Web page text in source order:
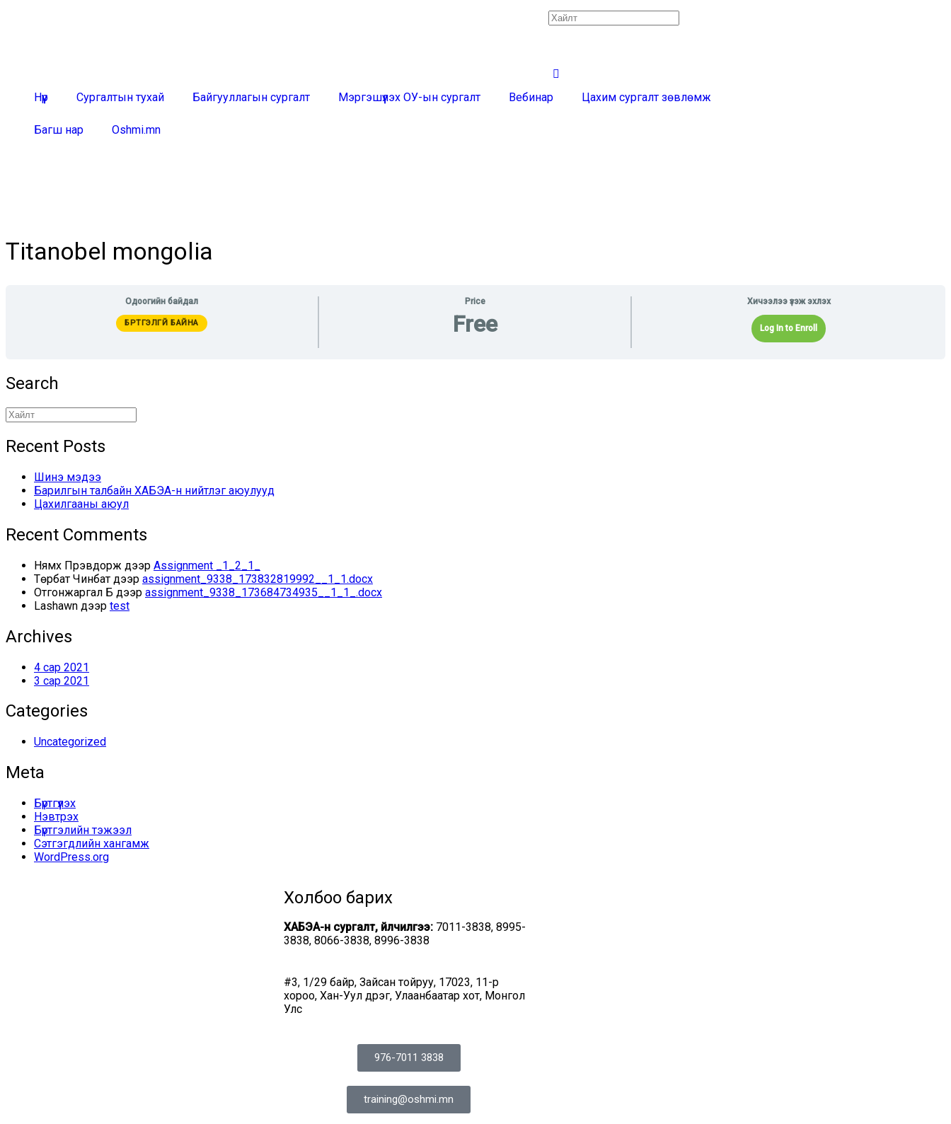
Нүүр Сургалтын тухай Байгууллагын сургалт Мэргэшүүлэх ОУ-ын сургалт Вебинар Цахим сургалт зөвлөмж
Багш нар Oshmi.mn
Titanobel mongolia
Одоогийн байдал
БҮРТГЭЛГҮЙ БАЙНА
Price
Free
Хичээлээ үзэж эхлэх
Log In to Enroll
Search
Recent Posts
Шинэ мэдээ
Барилгын талбайн ХАБЭА-н нийтлэг аюулууд
Цахилгааны аюул
Recent Comments
Нямхүү Пүрэвдорж дээр Assignment _1_2_1_
Төрбат Чинбат дээр assignment_9338_173832819992__1_1.docx
Отгонжаргал Б дээр assignment_9338_173684734935__1_1_.docx
Lashawn дээр test
Archives
4 сар 2021
3 сар 2021
Categories
Uncategorized
Meta
Бүртгүүлэх
Нэвтрэх
Бүртгэлийн тэжээл
Сэтгэгдлийн хангамж
WordPress.org
Холбоо барих
ХАБЭА-н сургалт, үйлчилгээ: 7011-3838, 8995-
3838, 8066-3838, 8996-3838
#3, 1/29 байр, Зайсан тойруу, 17023, 11-р
хороо, Хан-Уул дүүрэг, Улаанбаатар хот, Монгол
Улс
976-7011 3838
training@oshmi.mn